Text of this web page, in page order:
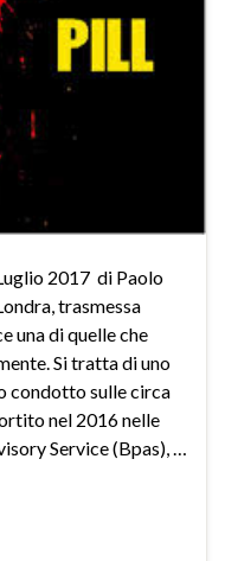
2017 di Paolo
trasmessa
una di quelle che
Si tratta di uno
condotto sulle circa
nel 2016 nelle
Service (Bpas), …